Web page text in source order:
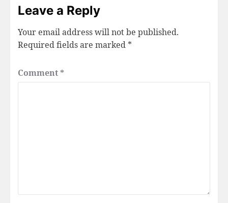
Leave a Reply
Your email address will not be published.
Required fields are marked *
Comment *